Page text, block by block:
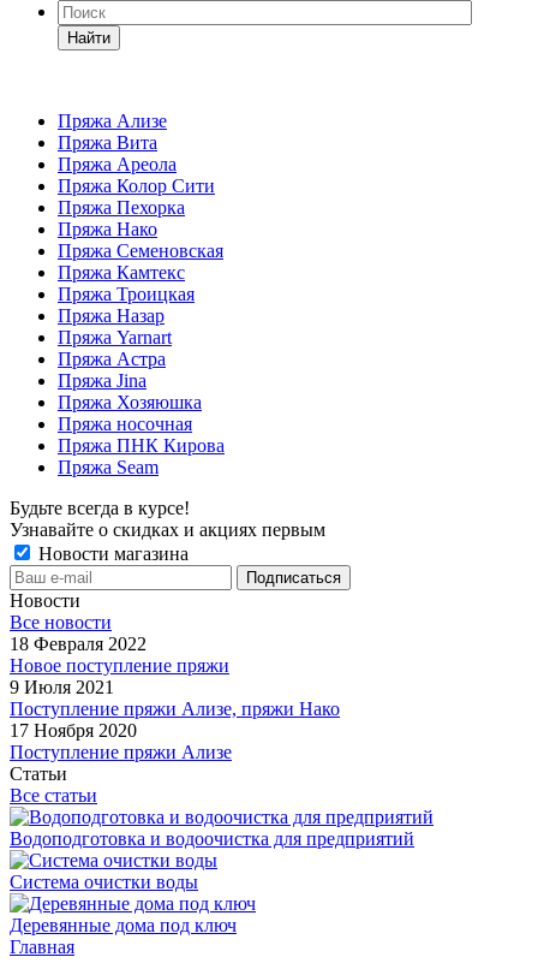
Найти
Пряжа Ализе
Пряжа Вита
Пряжа Ареола
Пряжа Колор Сити
Пряжа Пехорка
Пряжа Нако
Пряжа Семеновская
Пряжа Камтекс
Пряжа Троицкая
Пряжа Назар
Пряжа Yarnart
Пряжа Астра
Пряжа Jina
Пряжа Хозяюшка
Пряжа носочная
Пряжа ПНК Кирова
Пряжа Seam
Будьте всегда в курсе!
Узнавайте о скидках и акциях первым
Новости магазина
Новости
Все новости
18 Февраля 2022
Новое поступление пряжи
9 Июля 2021
Поступление пряжи Ализе, пряжи Нако
17 Ноября 2020
Поступление пряжи Ализе
Статьи
Все статьи
Водоподготовка и водоочистка для предприятий
Система очистки воды
Деревянные дома под ключ
Главная